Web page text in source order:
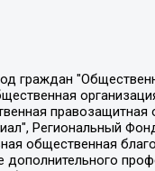
для ЛГБТ+инициатив, Благотворительный фонд развития филантропии, Deutsche Welle (Германия, Kurt-Schumacher-Strasse 3, 53113 Bonn), Борзунова Мария Михайловна, Воробьев Виктор Викторович, Голубева Анна Львовна, Константинова Алла Михайловна, Малкова Ирина Владимировна, Мурадов Мурад Абдулгалимович, Осетинская Елизавета Николаевна, Понасенков Евгений Николаевич, Ганапольский Матвей Юрьевич, Киселев Евгений Алексеевич, Борухович Ирина Григорьевна, Дремин Иван Тимофеевич, Дубровский Дмитрий Викторович, Красноярская региональная общественная организация поддержки и развития альтернативных образовательных технологий и межкультурных коммуникаций "ИНТЕРРА", Маяковская Екатерина Алексеевна, Фейгин Марк Захарович, Филимонов Андрей Викторович, Дзугкоева Регина Николаевна, Доброхотов Роман Александрович, Дудь Юрий Александрович, Елкин Сергей Владимирович, Кругликов Кирилл Игоревич, Сабунаева Мария Леонидовна, Семенов Алексей Владимирович, Шаинян Карен Багратович, Шульман Екатерина Михайловна, Асафьев Артур Валерьевич, Вахштайн Виктор Семенович, Венедиктов Алексей Алексеевич, Лушникова Екатерина Евгеньевна, Волков Леонид Михайлович, Невзоров Александр Глебович, Пархоменко Сергей Борисович, Сироткин Ярослав Николаевич, Кара-Мурза Владимир Владимирович, Баранова Наталья Владимировна, Гозман Леонид Яковлевич, Кагарлицкий Борис